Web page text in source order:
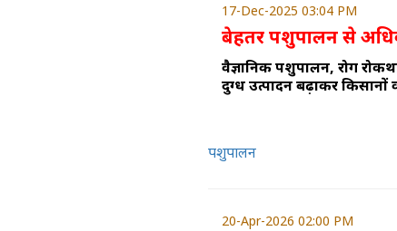
17-Dec-2025 03:04 PM
बेहतर पशुपालन से
वैज्ञानिक पशुपालन, रोग
दुग्ध उत्पादन बढ़ाकर
पशुपालन
20-Apr-2026 02:00 PM